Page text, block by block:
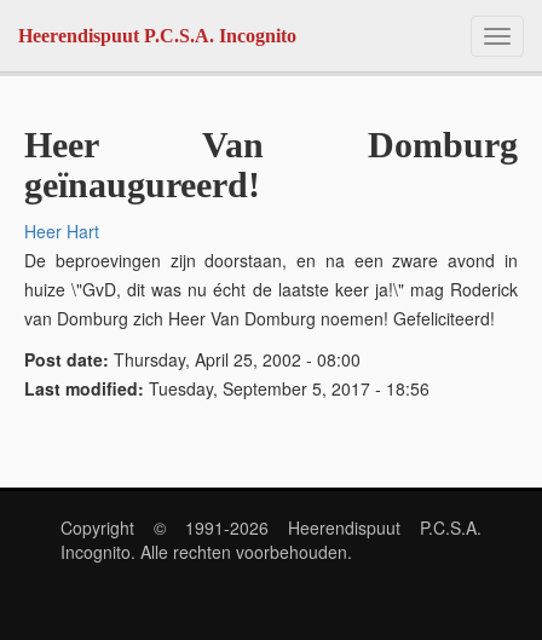
Heerendispuut P.C.S.A. Incognito
Heer Van Domburg
geïnaugureerd!
Heer Hart
De beproevingen zijn doorstaan, en na een zware avond in
huize \"GvD, dit was nu écht de laatste keer ja!\" mag Roderick
van Domburg zich Heer Van Domburg noemen! Gefeliciteerd!
Post date: Thursday, April 25, 2002 - 08:00
Last modified: Tuesday, September 5, 2017 - 18:56
Copyright © 1991-2026 Heerendispuut P.C.S.A.
Incognito. Alle rechten voorbehouden.